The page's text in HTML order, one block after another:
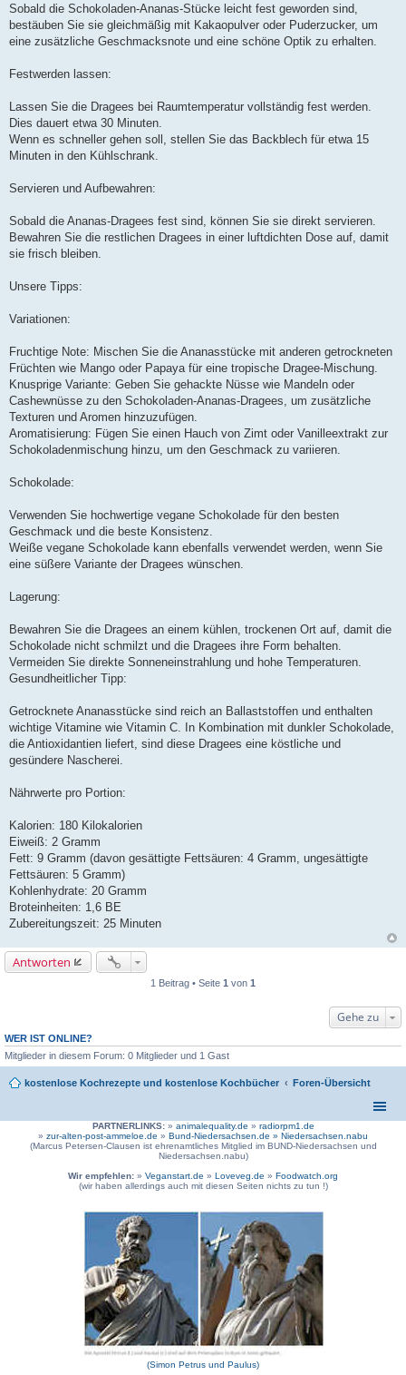
Sobald die Schokoladen-Ananas-Stücke leicht fest geworden sind,
bestäuben Sie sie gleichmäßig mit Kakaopulver oder Puderzucker, um
eine zusätzliche Geschmacksnote und eine schöne Optik zu erhalten.
Festwerden lassen:
Lassen Sie die Dragees bei Raumtemperatur vollständig fest werden.
Dies dauert etwa 30 Minuten.
Wenn es schneller gehen soll, stellen Sie das Backblech für etwa 15
Minuten in den Kühlschrank.
Servieren und Aufbewahren:
Sobald die Ananas-Dragees fest sind, können Sie sie direkt servieren.
Bewahren Sie die restlichen Dragees in einer luftdichten Dose auf, damit
sie frisch bleiben.
Unsere Tipps:
Variationen:
Fruchtige Note: Mischen Sie die Ananasstücke mit anderen getrockneten
Früchten wie Mango oder Papaya für eine tropische Dragee-Mischung.
Knusprige Variante: Geben Sie gehackte Nüsse wie Mandeln oder
Cashewnüsse zu den Schokoladen-Ananas-Dragees, um zusätzliche
Texturen und Aromen hinzuzufügen.
Aromatisierung: Fügen Sie einen Hauch von Zimt oder Vanilleextrakt zur
Schokoladenmischung hinzu, um den Geschmack zu variieren.
Schokolade:
Verwenden Sie hochwertige vegane Schokolade für den besten
Geschmack und die beste Konsistenz.
Weiße vegane Schokolade kann ebenfalls verwendet werden, wenn Sie
eine süßere Variante der Dragees wünschen.
Lagerung:
Bewahren Sie die Dragees an einem kühlen, trockenen Ort auf, damit die
Schokolade nicht schmilzt und die Dragees ihre Form behalten.
Vermeiden Sie direkte Sonneneinstrahlung und hohe Temperaturen.
Gesundheitlicher Tipp:
Getrocknete Ananasstücke sind reich an Ballaststoffen und enthalten
wichtige Vitamine wie Vitamin C. In Kombination mit dunkler Schokolade,
die Antioxidantien liefert, sind diese Dragees eine köstliche und
gesündere Nascherei.
Nährwerte pro Portion:
Kalorien: 180 Kilokalorien
Eiweiß: 2 Gramm
Fett: 9 Gramm (davon gesättigte Fettsäuren: 4 Gramm, ungesättigte
Fettsäuren: 5 Gramm)
Kohlenhydrate: 20 Gramm
Broteinheiten: 1,6 BE
Zubereitungszeit: 25 Minuten
Antworten
1 Beitrag • Seite 1 von 1
Gehe zu
WER IST ONLINE?
Mitglieder in diesem Forum: 0 Mitglieder und 1 Gast
kostenlose Kochrezepte und kostenlose Kochbücher Foren-Übersicht
PARTNERLINKS:» animalequality.de » radiorpm1.de
» zur-alten-post-ammeloe.de » Bund-Niedersachsen.de » Niedersachsen.nabu
(Marcus Petersen-Clausen ist ehrenamtliches Mitglied im BUND-Niedersachsen und
Niedersachsen.nabu)
Wir empfehlen: » Veganstart.de » Loveveg.de » Foodwatch.org
(wir haben allerdings auch mit diesen Seiten nichts zu tun !)
(Simon Petrus und Paulus)